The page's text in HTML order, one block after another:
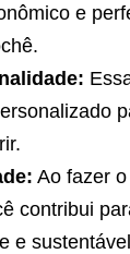
e
Ao fazer
contribui
e